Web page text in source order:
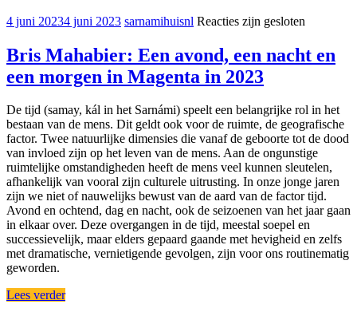
4 juni 20234 juni 2023 sarnamihuisnl Reacties zijn gesloten
Bris Mahabier: Een avond, een nacht en
een morgen in Magenta in 2023
De tijd (samay, kál in het Sarnámi) speelt een belangrijke rol in het
bestaan van de mens. Dit geldt ook voor de ruimte, de geografische
factor. Twee natuurlijke dimensies die vanaf de geboorte tot de dood
van invloed zijn op het leven van de mens. Aan de ongunstige
ruimtelijke omstandigheden heeft de mens veel kunnen sleutelen,
afhankelijk van vooral zijn culturele uitrusting. In onze jonge jaren
zijn we niet of nauwelijks bewust van de aard van de factor tijd.
Avond en ochtend, dag en nacht, ook de seizoenen van het jaar gaan
in elkaar over. Deze overgangen in de tijd, meestal soepel en
successievelijk, maar elders gepaard gaande met hevigheid en zelfs
met dramatische, vernietigende gevolgen, zijn voor ons routinematig
geworden.
Lees verder